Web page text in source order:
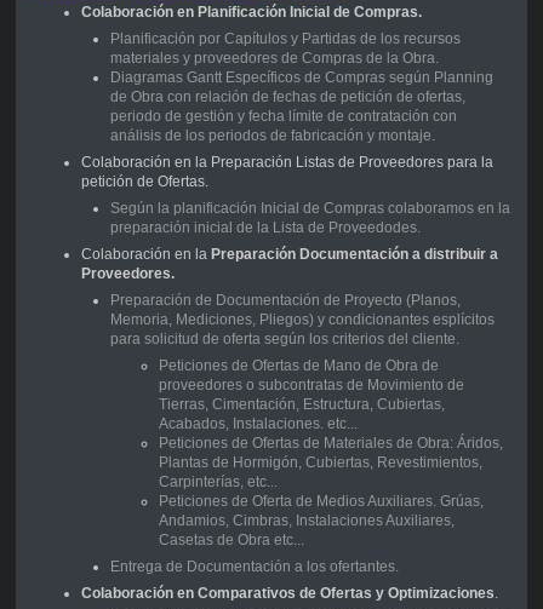
Colaboración en Planificación Inicial de Compras.
Planificación por Capítulos y Partidas de los recursos
materiales y proveedores de Compras de la Obra.
Diagramas Gantt Específicos de Compras según Planning
de Obra con relación de fechas de petición de ofertas,
periodo de gestión y fecha límite de contratación con
análisis de los periodos de fabricación y montaje.
Colaboración en la Preparación Listas de Proveedores para la
petición de Ofertas.
Según la planificación Inicial de Compras colaboramos en la
preparación inicial de la Lista de Proveedodes.
Colaboración en la Preparación Documentación a distribuir a
Proveedores.
Preparación de Documentación de Proyecto (Planos,
Memoria, Mediciones, Pliegos) y condicionantes esplícitos
para solicitud de oferta según los criterios del cliente.
Peticiones de Ofertas de Mano de Obra de
proveedores o subcontratas de Movimiento de
Tierras, Cimentación, Estructura, Cubiertas,
Acabados, Instalaciones. etc...
Peticiones de Ofertas de Materiales de Obra: Áridos,
Plantas de Hormigón, Cubiertas, Revestimientos,
Carpinterías, etc..
Peticiones de Oferta de Medios Auxiliares. Grúas,
Andamios, Cimbras, Instalaciones Auxiliares,
Casetas de Obra etc...
Entrega de Documentación a los ofertantes.
Colaboración en Comparativos de Ofertas y Optimizaciones